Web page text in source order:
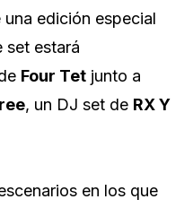
edición especial
set estará
Four Tet junto a
, un DJ set de RX Y
en los que